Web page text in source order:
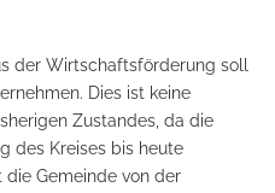
der Wirtschaftsförderung soll
Dies ist keine
Zustandes, da die
des Kreises bis heute
Gemeinde von der